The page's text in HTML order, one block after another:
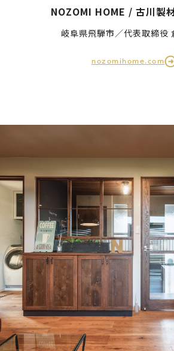
NOZOMI HOME / 古川製
岐阜県飛騨市／代表取締役
nozomihome.com